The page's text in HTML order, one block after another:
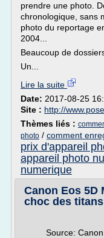
prendre une photo.
chronologique, sans
photo du reportage
2004...
Beaucoup de
Un...
Lire la suite
Date: 2017-08-25
Site : http://
Thèmes liés :
photo / comment
prix d'appareil
appareil photo
numerique
Canon Eos 5D
choc des
Source: Canon